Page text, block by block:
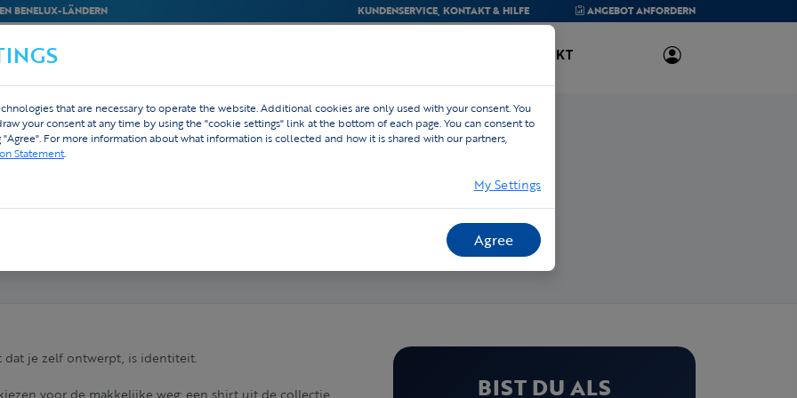
BENELUX-LÄNDERN KUNDENSERVICE, KONTAKT & HILFE ANGEBOTANFORDERN
BEDRIJVEN KONTAKT
met custom Tex.Vision-uitrusting in de
geel.
dat je zelf ontwerpt, is identiteit.
voor de makkelijke weg: een shirt uit de collectie,
BIST DU ALS
that are necessary to operate the website. Additional cookies are only used with your consent. You
your consent at any time by using the "cookie settings" link at the bottom of each page. You can consent to
For more information about what information is collected and how it is shared with our partners,
Statement.
My Settings
Agree